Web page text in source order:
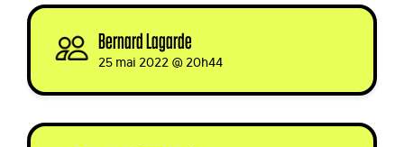
Bernard Lagarde
25 mai 2022 @ 20h44